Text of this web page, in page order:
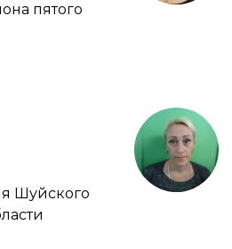
пятого
Шуйского